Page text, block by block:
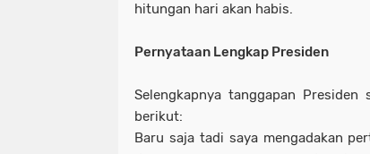
hitungan hari akan habis.
Pernyataan Lengkap Presiden
Selengkapnya tanggapan
berikut:
Baru saja tadi saya mengadakan